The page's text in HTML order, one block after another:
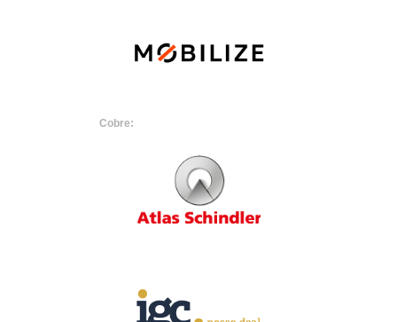
Cobre: